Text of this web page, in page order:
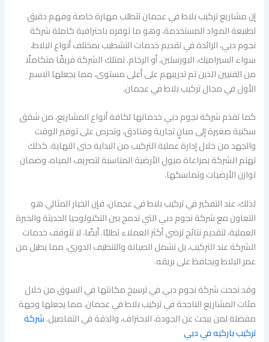
إن مشاريع تركيب بلاط في عجمان تتطلب مهارة خاصة وفهم دقيق
لطبيعة المواد المستخدمة، وهو ما توفره باحترافية كاملة شركة
نجوم دبي، الرائدة في تقديم خدمات التشطيب بمختلف أنواع البلاط،
سواء السيراميك، البورسلين، أو الرخام. تمتلك الشركة فريقًا متكاملًا
من الفنيين الذين تم تدريبهم على أعلى مستوى، مما يجعلها الاسم
الأول في مجال تركيب بلاط في عجمان.
كما تقدم شركة نجوم دبي خدماتها لكافة أنواع المشاريع، من شقق
سكنية صغيرة إلى مبانٍ تجارية وفنادق، وتحرص على توفير الوقت
والجهد من خلال إدارة عملية التركيب من البداية حتى النهاية. كذلك
تهتم الشركة بمراعاة ميول الأرضية المناسبة لتصريف المياه، وضمان
توازن الأرضيات وتماسكها.
لذلك، عند التفكير في تركيب بلاط في عجمان، فإن الخيار المثالي هو
التعاون مع شركة نجوم دبي التي تدمج بين التكنولوجيا الحديثة والخبرة
العملية، لتقديم نتائج ترضي أكثر العملاء تطلبًا. أيضًا، لا تتوقف خدمات
الشركة عند التركيب، بل تشمل الصيانة والتنظيف الدوري، مما يطيل من
عمر البلاط ويحافظ على بريقه.
وقد نجحت شركة نجوم دبي في ترسيخ مكانتها في السوق من خلال
مئات المشاريع الناجحة في تركيب بلاط في عجمان، مما يجعلها وجهة
مفضلة لمن يبحث عن الجودة، الاحتراف، والدقة في التفاصيل.شركة
تركيب باركيه في دبي